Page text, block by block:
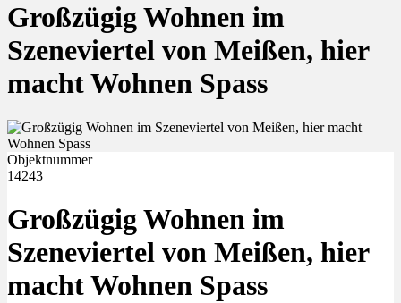
Großzügig Wohnen im
Szeneviertel von Meißen, hier
macht Wohnen Spass
Objektnummer
14243
Großzügig Wohnen im
Szeneviertel von Meißen, hier
macht Wohnen Spass